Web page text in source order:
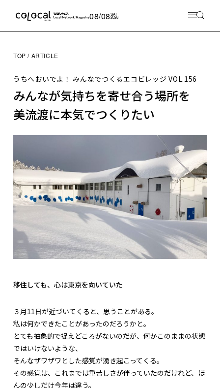
08/08SAT
2026
TOP ARTICLE
うちへおいでよ！ みんなでつくるエコビレッジVOL.156
みんなが気持ちを寄せ合う場所を
美流渡に本気でつくりたい
移住しても、心は東京を向いていた
３月11日が近づいてくると、思うことがある。
私は何かできたことがあったのだろうかと。
とても抽象的で捉えどころがないのだが、何かこのままの状態
ではいけないような、
そんなザワザワとした感覚が湧き起こってくる。
その感覚は、これまでは重苦しさが伴っていたのだけれど、ほ
んの少しだけ今年は違う。